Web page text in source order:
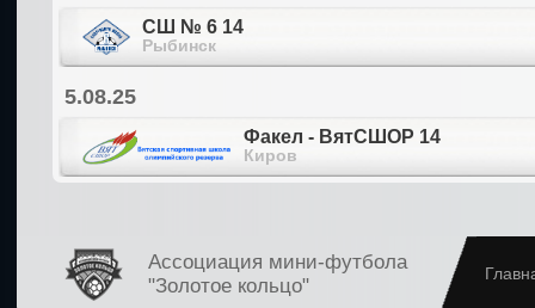
СШ № 6 14
Рыбинск
5.08.25
Факел - ВятСШОР 14
Киров
Ассоциация мини-футбола
"Золотое кольцо"